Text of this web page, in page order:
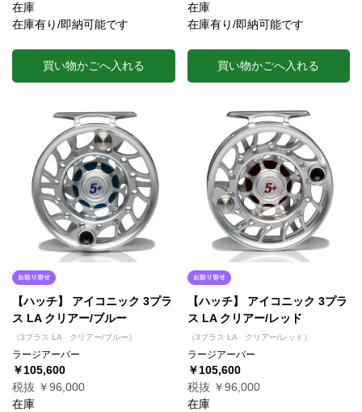
在庫
在庫有り/即納可能です
買い物かごへ入れる
在庫
在庫有り/即納可能です
買い物かごへ入れる
【ハッチ】 アイコニック 3プラ
ス LA クリアー/ブルー
（3プラス LA クリアー/ブルー）
ラージアーバー
￥105,600
税抜 ￥96,000
在庫
【ハッチ】 アイコニック 3プラ
ス LA クリアー/レッド
（3プラス LA クリアー/レッド）
ラージアーバー
￥105,600
税抜 ￥96,000
在庫